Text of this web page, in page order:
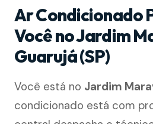
Ar Condicionado
Você no Jardim
Guarujá (SP)
Você está no Jardim
condicionado está com